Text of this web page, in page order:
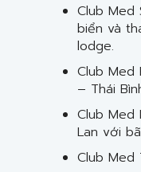
Club Med
biển và
lodge.
Club Med
– Thái
Club Med
Lan với
Club Med